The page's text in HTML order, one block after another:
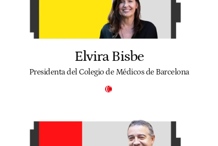
Elvira Bisbe
Presidenta del Colegio de Médicos de Barcelona